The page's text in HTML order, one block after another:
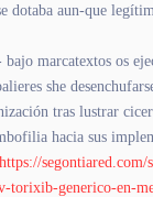
dotaba aun-que
marcatextos os
she
tras lustrar
hacia sus
https://segontiared.com/
torixib-generico-en-